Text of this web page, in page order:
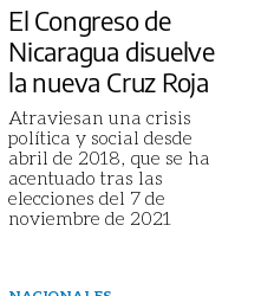
El Congreso de
Nicaragua disuelve
la nueva Cruz Roja
Atraviesan una crisis
política y social desde
abril de 2018, que se ha
acentuado tras las
elecciones del 7 de
noviembre de 2021